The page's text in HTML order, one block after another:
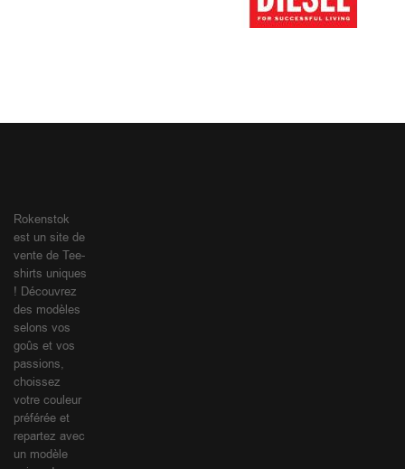
Rokenstok
est un site de
vente de Tee-
shirts uniques
! Découvrez
des modèles
selons vos
goûs et vos
passions,
choissez
votre couleur
préférée et
repartez avec
un modèle